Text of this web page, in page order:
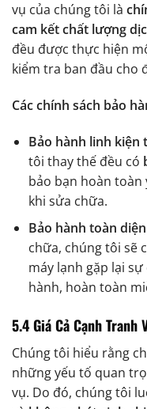
vụ của chúng tôi là
cam kết chất lượng
đều được thực hiện
kiểm tra ban đầu cho
Các chính sách bảo
Bảo hành linh kiện
tôi thay thế đều có
bảo bạn hoàn
khi sửa chữa.
Bảo hành toàn
chữa, chúng tôi sẽ
máy lạnh gặp lại
hành, hoàn toàn
5.4 Giá Cả Cạnh Tranh
Chúng tôi hiểu rằng
những yếu tố quan
vụ. Do đó, chúng tôi